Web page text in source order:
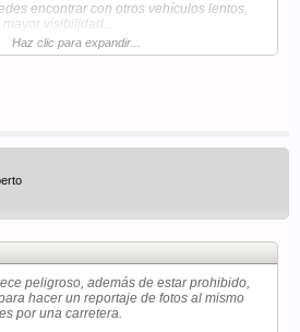
encontrar con otros vehículos lentos,
visibilidad...
número de muertos en carretera, creo que
una serie de medidas (has comentado
rodante "peligrosa") entre las que una
mi punto de vista, sería eliminar el
simplemente por ser extremadamente
y para los ocupantes de los coches).
Haz clic para expandir...
peligroso, además de estar prohibido,
hacer un reportaje de fotos al mismo
por una carretera.